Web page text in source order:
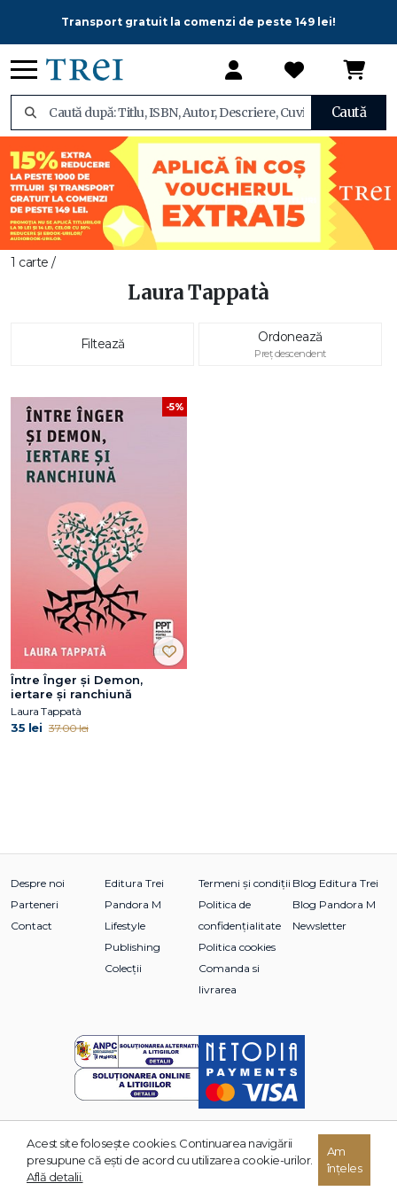
Transport gratuit la comenzi de peste 149 lei!
Caută
1 carte /
Laura Tappatà
Filtează Ordonează
Preț descendent
-5%
Între Înger și Demon,
iertare și ranchiună
Laura Tappatà
35 lei 37.00 lei
Despre noi
Parteneri
Contact
Editura Trei
Pandora M
Lifestyle
Publishing
Colecții
Termeni și condiții
Politica de
confidențialitate
Politica cookies
Comanda si
livrarea
Blog Editura Trei
Blog Pandora M
Newsletter
© 2026 Grupul Editorial TREI. Toate drepturile rezervate.
Acest site foloseşte cookies. Continuarea navigării
presupune că eşti de acord cu utilizarea cookie-urilor.
Află detalii.
Am
înțeles